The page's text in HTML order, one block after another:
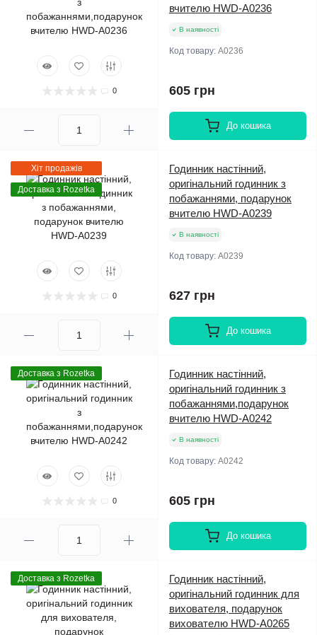
0
вчителю HWD-A0236
В наявності
Код товару: A0236
605 грн
До кошика
Хіт продажів
Доставка з Rozetka
0
Годинник настінний,
оригінальний годинник з
побажаннями, подарунок
вчителю HWD-A0239
В наявності
Код товару: A0239
627 грн
До кошика
Доставка з Rozetka
0
Годинник настінний,
оригінальний годинник з
побажаннями,подарунок
вчителю HWD-A0242
В наявності
Код товару: A0242
605 грн
До кошика
Доставка з Rozetka
Годинник настінний,
оригінальний годинник для
вихователя, подарунок
вихователю HWD-A0265